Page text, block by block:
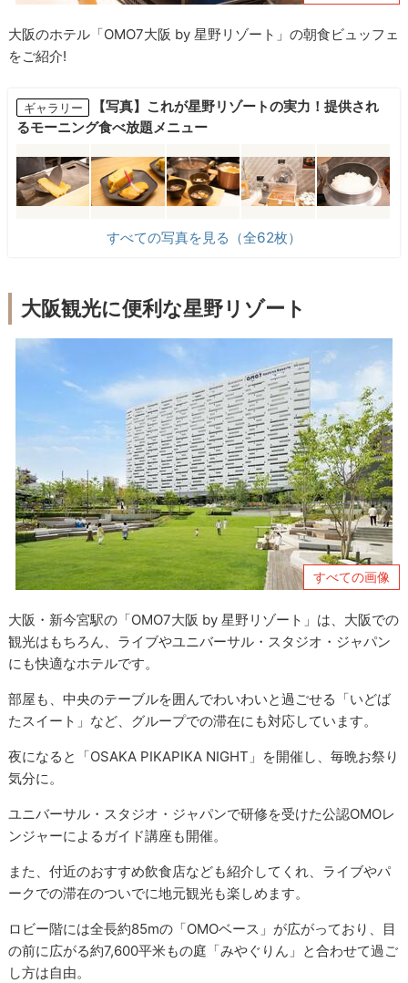
大阪のホテル「OMO7大阪 by 星野リゾート」の朝食ビュッフェ
をご紹介!
ギャラリー
【写真】これが星野リゾートの実力！提供され
るモーニング食べ放題メニュー
すべての写真を見る（全62枚）
大阪観光に便利な星野リゾート
すべての画像
大阪・新今宮駅の「OMO7大阪 by 星野リゾート」は、大阪での
観光はもちろん、ライブやユニバーサル・スタジオ・ジャパン
にも快適なホテルです。
部屋も、中央のテーブルを囲んでわいわいと過ごせる「いどば
たスイート」など、グループでの滞在にも対応しています。
夜になると「OSAKA PIKAPIKA NIGHT」を開催し、毎晩お祭り
気分に。
ユニバーサル・スタジオ・ジャパンで研修を受けた公認OMOレ
ンジャーによるガイド講座も開催。
また、付近のおすすめ飲食店なども紹介してくれ、ライブやパ
ークでの滞在のついでに地元観光も楽しめます。
ロビー階には全長約85mの「OMOベース」が広がっており、目
の前に広がる約7,600平米もの庭「みやぐりん」と合わせて過ご
し方は自由。